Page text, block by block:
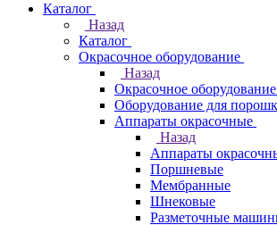
Каталог
Назад
Каталог
Окрасочное оборудование
Назад
Окрасочное оборудование
Оборудование для
Аппараты окрасочные
Назад
Аппараты
Поршневые
Мембранные
Шнековые
Разметочные